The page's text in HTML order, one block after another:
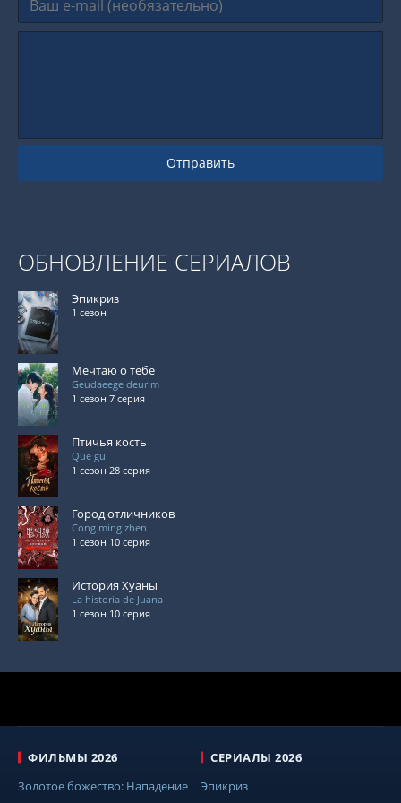
Отправить
ОБНОВЛЕНИЕ СЕРИАЛОВ
Эпикриз
1 сезон
Мечтаю о тебе
Geudaeege deurim
1 сезон 7 серия
Птичья кость
Que gu
1 сезон 28 серия
Город отличников
Cong ming zhen
1 сезон 10 серия
История Хуаны
La historia de Juana
1 сезон 10 серия
ФИЛЬМЫ 2026
Золотое божество: Нападение
СЕРИАЛЫ 2026
Эпикриз